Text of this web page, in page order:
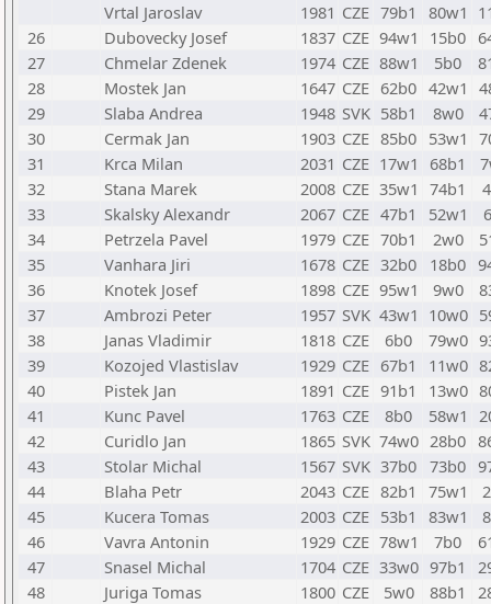
Vrtal Jaroslav
1981 CZE 79b1 80w1
26
Dubovecky Josef 1837 CZE 94w1 15b0
27
Chmelar Zdenek 1974 CZE 88w1 5b0
28
Mostek Jan 1647 CZE 62b0 42w1
29
Slaba Andrea 1948 SVK 58b1 8w0
30
Cermak Jan 1903 CZE 85b0 53w1
31
Krca Milan 2031 CZE 17w1 68b1
32
Stana Marek 2008 CZE 35w1 74b1
33
Skalsky Alexandr 2067 CZE 47b1 52w1
34
Petrzela Pavel 1979 CZE 70b1 2w0
35
Vanhara Jiri 1678 CZE 32b0 18b0
36
Knotek Josef 1898 CZE 95w1 9w0
37
Ambrozi Peter 1957 SVK 43w1 10w0
38
Janas Vladimir 1818 CZE 6b0 79w0
39
Kozojed Vlastislav 1929 CZE 67b1 11w0
40
Pistek Jan 1891 CZE 91b1 13w0
41
Kunc Pavel 1763 CZE 8b0 58w1
42
Curidlo Jan 1865 SVK 74w0 28b0
43
Stolar Michal 1567 SVK 37b0 73b0
44
Blaha Petr 2043 CZE 82b1 75w1
45
Kucera Tomas 2003 CZE 53b1 83w1
46
Vavra Antonin 1929 CZE 78w1 7b0
47
Snasel Michal 1704 CZE 33w0 97b1
48
Juriga Tomas 1800 CZE 5w0 88b1